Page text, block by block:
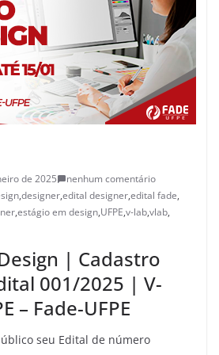
de 2025
nenhum comentário
,designer,edital designer,edital fade,
,estágio em design,UFPE,v-lab,vlab,
| Cadastro
001/2025 | V-
– Fade-UFPE
seu Edital de número